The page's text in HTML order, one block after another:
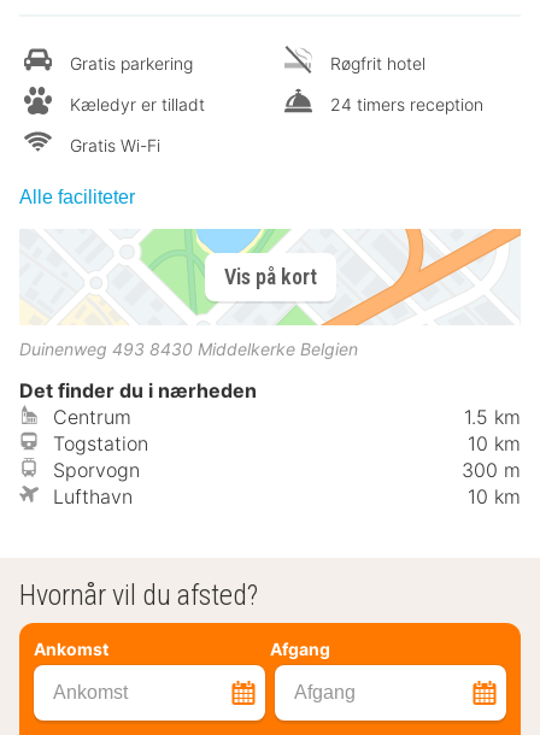
Gratis parkering
Kæledyr er tilladt
Gratis Wi-Fi
Røgfrit hotel
24 timers reception
Alle faciliteter
Vis på kort
Duinenweg 493 8430 Middelkerke Belgien
Det finder du i nærheden
Centrum
1.5 km
Togstation
10 km
Sporvogn
300 m
Lufthavn
10 km
Hvornår vil du afsted?
Ankomst Afgang
Ankomst Afgang